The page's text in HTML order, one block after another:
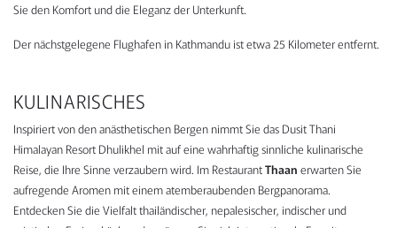
Sie den Komfort und die Eleganz der Unterkunft.
Der nächstgelegene Flughafen in Kathmandu ist etwa 25 Kilometer entfernt.
KULINARISCHES
Inspiriert von den anästhetischen Bergen nimmt Sie das Dusit Thani
Himalayan Resort Dhulikhel mit auf eine wahrhaftig sinnliche kulinarische
Reise, die Ihre Sinne verzaubern wird. Im RestaurantThaan erwarten Sie
aufregende Aromen mit einem atemberaubenden Bergpanorama.
Entdecken Sie die Vielfalt thailändischer, nepalesischer, indischer und